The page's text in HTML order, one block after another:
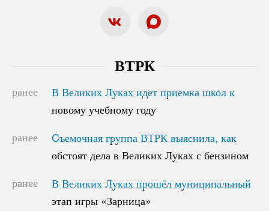
ВТРК
ранее
В Великих Луках идет приемка школ к
новому учебному году
В Великих Луках идет приемка школ к
новому учебному году
ранее
Cъемочная группа ВТРК выяснила, как
обстоят дела в Великих Луках с бензином
Cъемочная группа ВТРК выяснила, как
обстоят дела в Великих Луках с бензином
ранее
В Великих Луках прошёл муниципальный
этап игры «Зарница»
В Великих Луках прошёл муниципальный
этап игры «Зарница»